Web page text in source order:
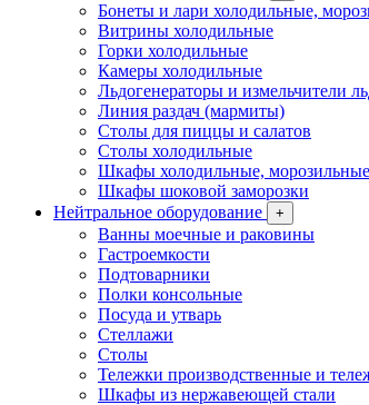
Бонеты и лари холодильные,
Витрины холодильные
Горки холодильные
Камеры холодильные
Льдогенераторы и измельчители
Линия раздач (мармиты)
Столы для пиццы и салатов
Столы холодильные
Шкафы холодильные, морозильные
Шкафы шоковой заморозки
Нейтральное оборудование
+
Ванны моечные и раковины
Гастроемкости
Подтоварники
Полки консольные
Посуда и утварь
Стеллажи
Столы
Тележки производственные и
Шкафы из нержавеющей стали